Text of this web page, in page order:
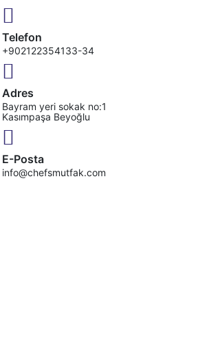
Telefon
+902122354133-34
Adres
Bayram yeri sokak no:1
Kasımpaşa Beyoğlu
E-Posta
info@chefsmutfak.com